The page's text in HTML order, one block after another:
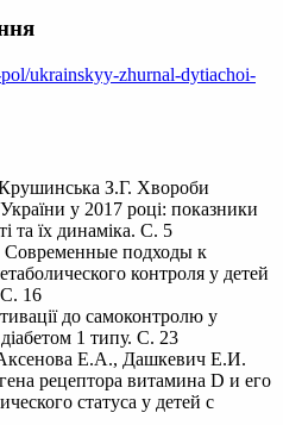
ukrainskyy-zhurnal-dytiachoi-
З.Г. Хвороби
у 2017 році: показники
та їх динаміка. С. 5
подходы к
контроля у детей
16
до самоконтролю у
1 типу. С. 23
Е.А., Дашкевич Е.И.
рецептора витамина D и его
статуса у детей с